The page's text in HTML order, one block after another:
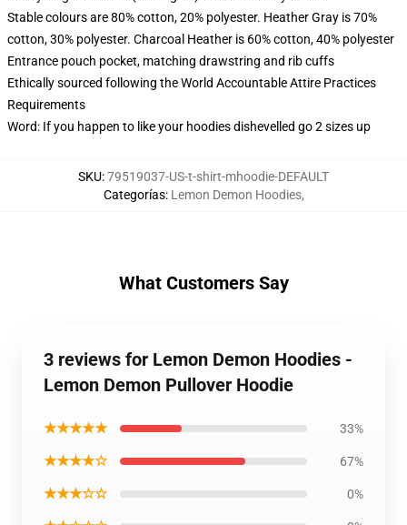
Stable colours are 80% cotton, 20% polyester. Heather Gray is 70%
cotton, 30% polyester. Charcoal Heather is 60% cotton, 40% polyester
Entrance pouch pocket, matching drawstring and rib cuffs
Ethically sourced following the World Accountable Attire Practices
Requirements
Word: If you happen to like your hoodies dishevelled go 2 sizes up
SKU:79519037-US-t-shirt-mhoodie-DEFAULT
Categorías: Lemon Demon Hoodies,
What Customers Say
3 reviews for Lemon Demon Hoodies -
Lemon Demon Pullover Hoodie
★★★★★ 33%
★★★★☆ 67%
★★★☆☆ 0%